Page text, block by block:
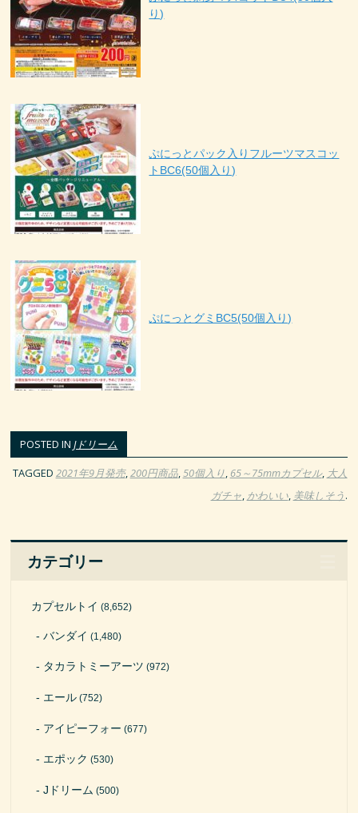
り)
ぷにっとパック入りフルーツマスコッ
トBC6(50個入り)
ぷにっとグミBC5(50個入り)
POSTED INJドリーム
TAGGED 2021年9月発売,200円商品,50個入り, 65～75mmカプセル, 大人
ガチャ, かわいい, 美味しそう.
カテゴリー
カプセルトイ (8,652)
バンダイ (1,480)
タカラトミーアーツ (972)
エール (752)
アイピーフォー (677)
エポック (530)
Jドリーム (500)